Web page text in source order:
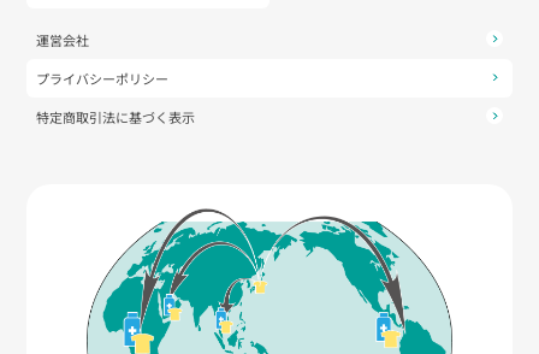
運営会社
プライバシーポリシー
特定商取引法に基づく表示